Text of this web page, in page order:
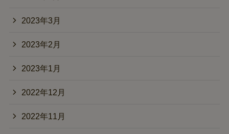
2023年3月
2023年2月
2023年1月
2022年12月
2022年11月